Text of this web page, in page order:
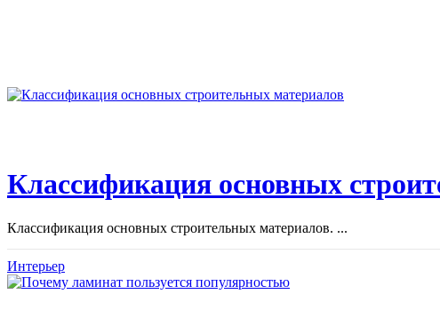
Классификация основных
Классификация основных строительных материалов. ...
Интерьер